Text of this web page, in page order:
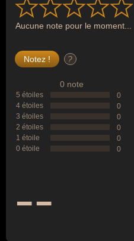
Aucune note pour le moment...
?
0 note
5 étoiles
0
4 étoiles
0
3 étoiles
0
2 étoiles
0
1 étoile
0
0 étoile
0
--